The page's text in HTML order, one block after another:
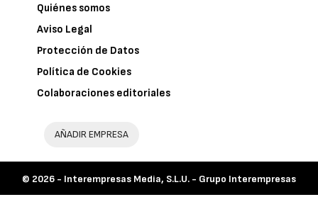
Quiénes somos
Aviso Legal
Protección de Datos
Política de Cookies
Colaboraciones editoriales
AÑADIR EMPRESA
© 2026 - Interempresas Media, S.L.U. - Grupo Interempresas